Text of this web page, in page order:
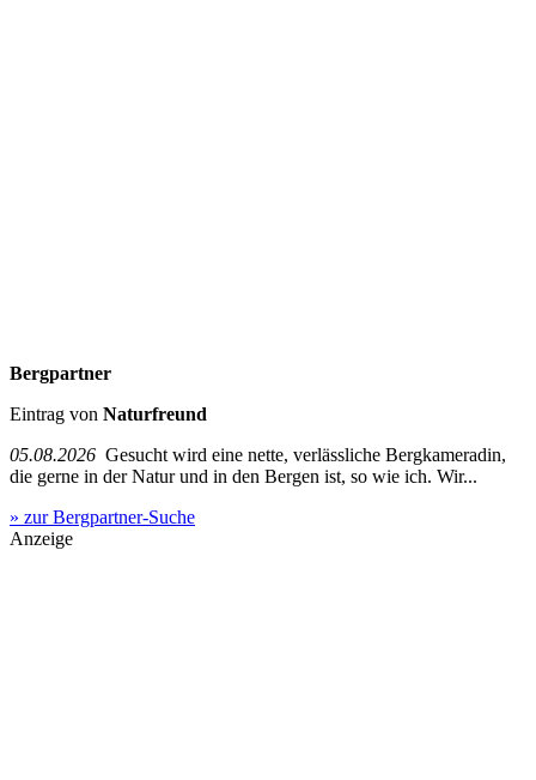
Bergpartner
Eintrag von Naturfreund
05.08.2026 Gesucht wird eine nette, verlässliche Bergkameradin,
die gerne in der Natur und in den Bergen ist, so wie ich. Wir...
» zur Bergpartner-Suche
Anzeige